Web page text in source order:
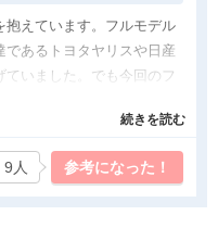
抱えています。フルモデル
あるトヨタヤリスや日産
ていました。でも今回のフ
テリアデザインに有りで
トは柴犬とのこと。成る
かほのぼのとしたキャラ
続きを読む
参考になった！
9人